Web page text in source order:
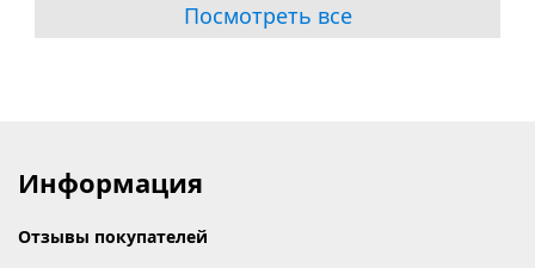
Посмотреть все
Информация
Отзывы покупателей